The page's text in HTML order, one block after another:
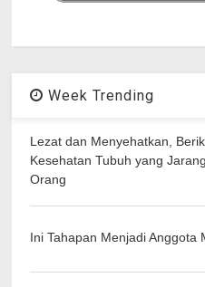
Week Trending
Lezat dan Menyehatkan,
Kesehatan Tubuh yang
Orang
Ini Tahapan Menjadi Anggota